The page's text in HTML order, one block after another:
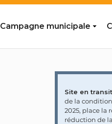
Campagne municipale
Site en
de la
2025, place
réduction de